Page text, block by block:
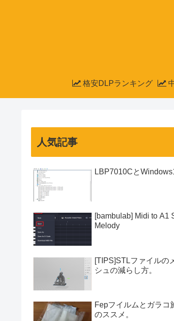
格安DLPランキング
人気記事
LBP7010Cと
[bambulab] Midi to A1
Melody
[TIPS]STLファイルの
シュの減らし方。
Fepフイルムとガラコ
のススメ。